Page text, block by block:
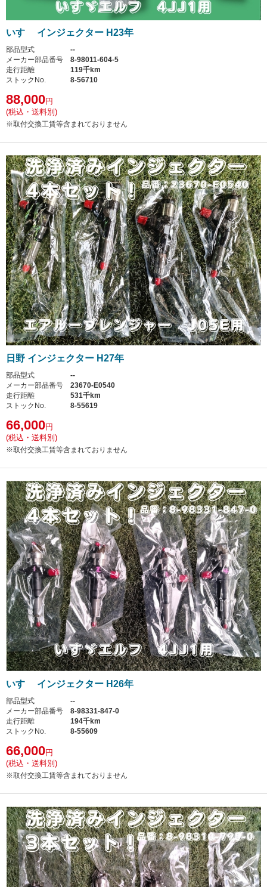
いすゞ インジェクター H23年
部品型式
--
メーカー部品番号
8-98011-604-5
走行距離
119千km
ストックNo.
8-56710
88,000円
(税込・送料別)
※取付交換工賃等含まれておりません
日野 インジェクター H27年
部品型式
--
メーカー部品番号
23670-E0540
走行距離
531千km
ストックNo.
8-55619
66,000円
(税込・送料別)
※取付交換工賃等含まれておりません
いすゞ インジェクター H26年
部品型式
--
メーカー部品番号
8-98331-847-0
走行距離
194千km
ストックNo.
8-55609
66,000円
(税込・送料別)
※取付交換工賃等含まれておりません